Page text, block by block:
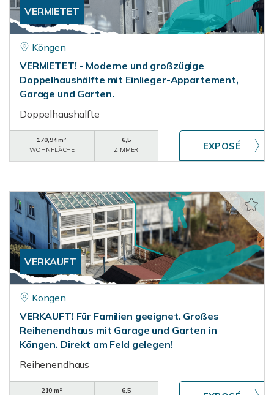
VERMIETET
Köngen
VERMIETET! - Moderne und großzügige
Doppelhaushälfte mit Einlieger-Appartement,
Garage und Garten.
Doppelhaushälfte
170,94 m²
WOHNFLÄCHE
6,5
ZIMMER
VERKAUFT
Köngen
VERKAUFT! Für Familien geeignet. Großes
Reihenendhaus mit Garage und Garten in
Köngen. Direkt am Feld gelegen!
Reihenendhaus
210 m²
6,5